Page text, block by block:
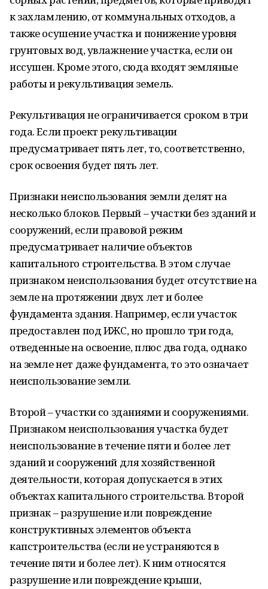
к захламлению, от коммунальных отходов, а
также осушение участка и понижение уровня
грунтовых вод, увлажнение участка, если он
иссушен. Кроме этого, сюда входят земляные
работы и рекультивация земель.
Рекультивация не ограничивается сроком в три
года. Если проект рекультивации
предусматривает пять лет, то, соответственно,
срок освоения будет пять лет.
Признаки неиспользования земли делят на
несколько блоков. Первый – участки без зданий и
сооружений, если правовой режим
предусматривает наличие объектов
капитального строительства. В этом случае
признаком неиспользования будет отсутствие на
земле на протяжении двух лет и более
фундамента здания. Например, если участок
предоставлен под ИЖС, но прошло три года,
отведенные на освоение, плюс два года, однако
на земле нет даже фундамента, то это означает
неиспользование земли.
Второй – участки со зданиями и сооружениями.
Признаком неиспользования участка будет
неиспользование в течение пяти и более лет
зданий и сооружений для хозяйственной
деятельности, которая допускается в этих
объектах капитального строительства. Второй
признак – разрушение или повреждение
конструктивных элементов объекта
капстроительства (если не устраняются в
течение пяти и более лет). К ним относятся
разрушение или повреждение крыши,